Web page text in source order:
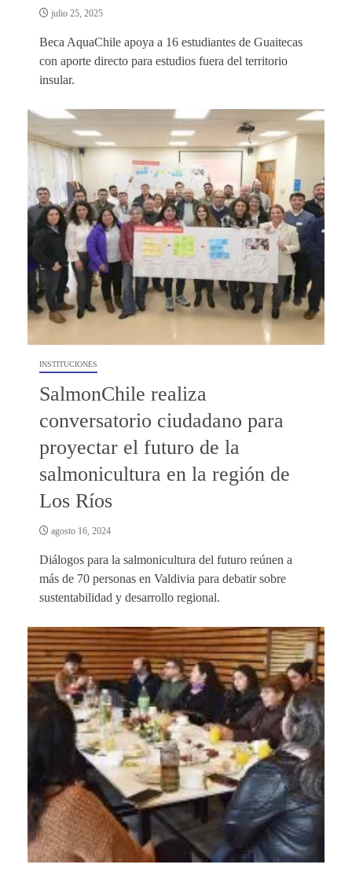
julio 25, 2025
Beca AquaChile apoya a 16 estudiantes de Guaitecas
con aporte directo para estudios fuera del territorio
insular.
INSTITUCIONES
SalmonChile realiza
conversatorio ciudadano para
proyectar el futuro de la
salmonicultura en la región de
Los Ríos
agosto 16, 2024
Diálogos para la salmonicultura del futuro reúnen a
más de 70 personas en Valdivia para debatir sobre
sustentabilidad y desarrollo regional.